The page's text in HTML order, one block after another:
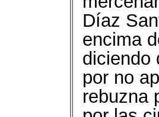
Díaz
encima
diciendo
por no
rebuzna